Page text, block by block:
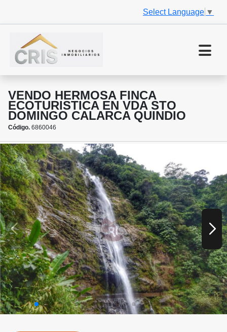
Select Language ▼
VENDO HERMOSA FINCA
ECOTURISTICA EN VDA STO
DOMINGO CALARCA QUINDIO
Código. 6860046